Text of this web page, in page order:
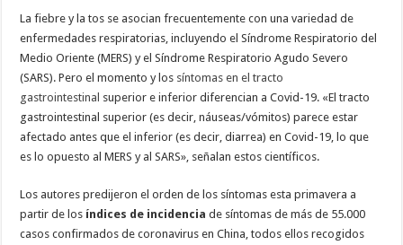
La fiebre y la tos se asocian frecuentemente con una variedad de
enfermedades respiratorias, incluyendo el Síndrome Respiratorio del
Medio Oriente (MERS) y el Síndrome Respiratorio Agudo Severo
(SARS). Pero el momento y los síntomas en el tracto
gastrointestinal superior e inferior diferencian a Covid-19. «El tracto
gastrointestinal superior (es decir, náuseas/vómitos) parece estar
afectado antes que el inferior (es decir, diarrea) en Covid-19, lo que
es lo opuesto al MERS y al SARS», señalan estos científicos.
Los autores predijeron el orden de los síntomas esta primavera a
partir de los índices de incidenciade síntomas de más de 55.000
casos confirmados de coronavirus en China, todos ellos recogidos